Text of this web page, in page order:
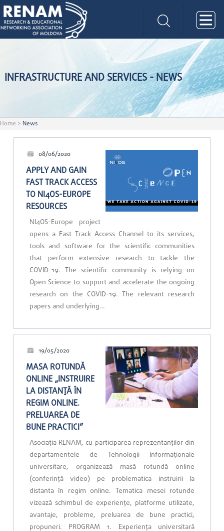
INFRASTRUCTURE AND SERVICES - NEWS
Home > News
08/06/2020
APPLY AND GAIN
FAST TRACK ACCESS
TO NI4OS-EUROPE
RESOURCES
NI4OS-Europe project
opens a Fast Track Access Channel to its services,
tools and software for the scientific communities
that perform extensive research to tackle the
COVID-19. The scientific community is relying on
Open Science to support and accelerate the ongoing
research on the COVID-19. The relevant research
papers and underlying…
19/05/2020
MASA ROTUNDĂ
ONLINE „INSTRUIRE
LA DISTANȚĂ ÎN
REGIM ONLINE.
PRELUAREA DE
BUNE PRACTICI”
Asociația RENAM, cu participarea reprezentanților din
departamentele de Tehnologii Informaționale
universitare, organizează masă rotundă online
(conferință video) pe problematica instruirii la
distanta în regim online. Tematica mesei rotunde
vizează schimbul de experiențe, platforme utilizate,
avantaje, probleme, preluarea de bune practici,
propuneri. PROGRAM 1. Experiența universitară